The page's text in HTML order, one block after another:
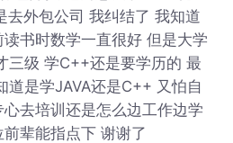
去外包公司 我纠结了 我知道
书时数学一直很好 但是大学
三级 学C++还是要学历的 最
道是学JAVA还是C++ 又怕自
去培训还是怎么边工作边学
辈能指点下 谢谢了